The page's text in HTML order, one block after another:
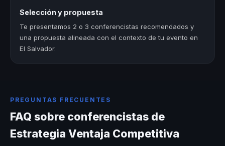
Selección y propuesta
Te presentamos 2 o 3 conferencistas recomendados y
una propuesta alineada con el contexto de tu evento en
El Salvador.
PREGUNTAS FRECUENTES
FAQ sobre conferencistas de
Estrategia Ventaja Competitiva